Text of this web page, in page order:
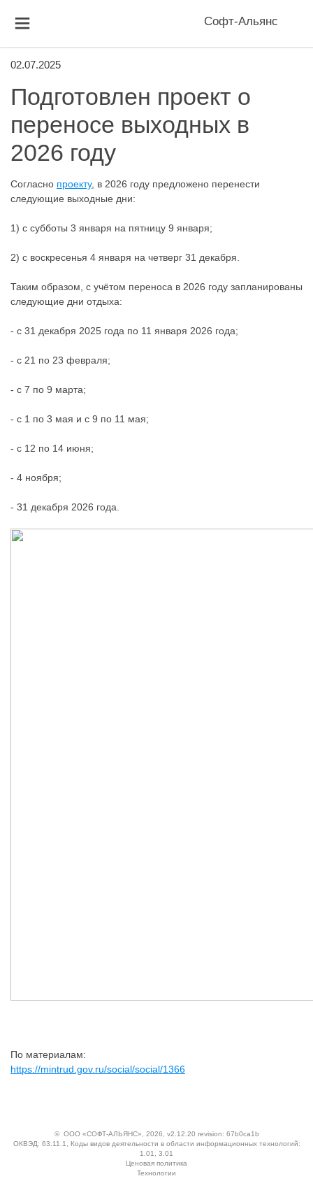
Софт-Альянс
02.07.2025
Подготовлен проект о
переносе выходных в
2026 году
Согласно проекту, в 2026 году предложено перенести
следующие выходные дни:
1) с субботы 3 января на пятницу 9 января;
2) с воскресенья 4 января на четверг 31 декабря.
Таким образом, с учётом переноса в 2026 году запланированы
следующие дни отдыха:
- с 31 декабря 2025 года по 11 января 2026 года;
- с 21 по 23 февраля;
- с 7 по 9 марта;
- с 1 по 3 мая и с 9 по 11 мая;
- с 12 по 14 июня;
- 4 ноября;
- 31 декабря 2026 года.
По материалам:
https://mintrud.gov.ru/social/social/1366
© ООО «СОФТ-АЛЬЯНС» , 2026, v2.12.20 revision: 67b0ca1b
ОКВЭД: 63.11.1, Коды видов деятельности в области информационных технологий:
1.01, 3.01
Ценовая политика
Технологии